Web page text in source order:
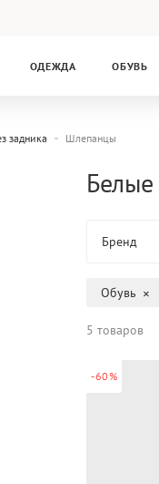
ОДЕЖДА ОБУВЬ
задника Шлепанцы
Бренд
Обувь
5 товаров
-60%